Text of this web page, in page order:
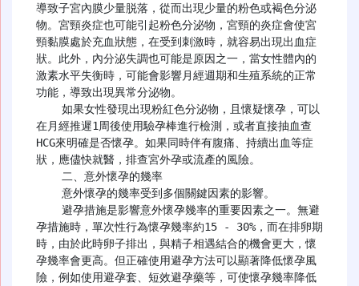
導致子宮內膜少量脱落，從而出現少量的粉色或褐色分泌
物。宮頸炎症也可能引起粉色分泌物，宮頸的炎症會使宮
頸黏膜處於充血狀態，在受到刺激時，就容易出現出血症
狀。此外，內分泌失調也可能是原因之一，當女性體內的
激素水平失衡時，可能會影響月經週期和生殖系統的正常
功能，導致出現異常分泌物。
在月經推遲1周後使用驗孕棒進行檢測，或者直接抽血查
HCG來明確是否懷孕。如果同時伴有腹痛、持續出血等症
狀，應儘快就醫，排查宮外孕或流產的風險。
孕措施時，單次性行為懷孕幾率約15 - 30%，而在排卵期
時，由於此時卵子排出，與精子相遇結合的機會更大，懷
孕幾率會更高。但正確使用避孕方法可以顯著降低懷孕風
險，例如使用避孕套、短效避孕藥等，可使懷孕幾率降低